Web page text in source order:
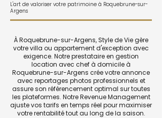
L'art de valoriser votre patrimoine à Roquebrune-sur-
Argens
À Roquebrune-sur-Argens, Style de Vie gère
votre villa ou appartement d'exception avec
exigence. Notre prestataire en gestion
location avec chef à domicile à
Roquebrune-sur-Argens crée votre annonce
avec reportages photos professionnels et
assure son référencement optimal sur toutes
les plateformes. Notre Revenue Management
ajuste vos tarifs en temps réel pour maximiser
votre rentabilité tout au long de la saison.